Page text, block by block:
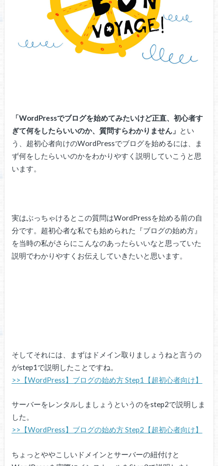
「WordPressでブログを始めてみたいけど正直、初心者す
ぎて何をしたらいいのか、質問すらわかりません」 とい
う、超初心者向けのWordPressでブログを始めるには、ま
ず何をしたらいいのかをわかりやすく説明していこうと思
います。
実はぶっちゃけるとこの質問はWordPressを始める前の自
分です。超初心者な私でも始められた『ブログの始め方』
を当時の私がさらにこんなのあったらいいなと思っていた
説明でわかりやすくお伝えしていきたいと思います。
そしてそれには、まずはドメイン取りましょうねと言うの
がstep1で説明したことですね。
>>【WordPress】ブログの始め方 Step1【超初心者向け】
サーバーをレンタルしましょうというのをstep2で説明しま
した。
>>【WordPress】ブログの始め方 Step2【超初心者向け】
ちょっとややこしいドメインとサーバーの紐付けと